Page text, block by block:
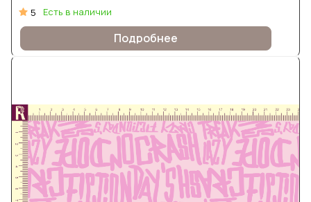
5 Есть в наличии
Подробнее